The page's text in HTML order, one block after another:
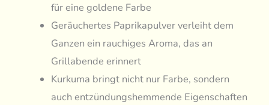
für eine goldene Farbe
Geräuchertes Paprikapulver verleiht dem
Ganzen ein rauchiges Aroma, das an
Grillabende erinnert
Kurkuma bringt nicht nur Farbe, sondern
auch entzündungshemmende Eigenschaften